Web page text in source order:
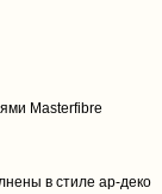
Masterfibre
в стиле ар-деко